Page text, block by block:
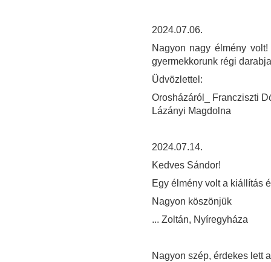
2024.07.06.
Nagyon nagy élmény
gyermekkorunk régi
Üdvözlettel:
Orosházáról_ Francziszti
Lázányi Magdolna
2024.07.14.
Kedves Sándor!
Egy élmény volt a kiállítás
Nagyon köszönjük
... Zoltán, Nyíregyháza
Nagyon szép, érdekes lett